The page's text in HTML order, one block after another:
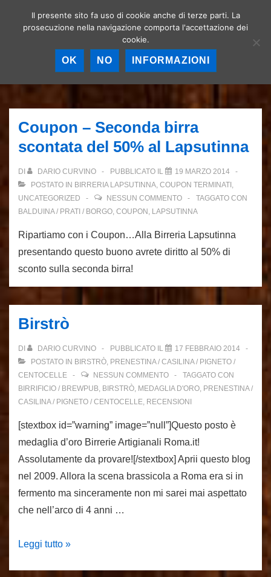
Birrerie artigianali a
Roma – La birra
artigianale nella
principale
Coupon – Seconda birra
scontata del 50% al Lapsutinna
DI DARIO CURVINO PUBBLICATO IL
19 MARZO 2014
POSTATO IN BIRRERIA LAPSUTINNA, COUPON TERMINATI ,
UNCATEGORIZED
NESSUN COMMENTO
TAGGATO CON
BALDUINA / PRATI / BORGO, COUPON , LAPSUTINNA
Ripartiamo con i Coupon…Alla Birreria Lapsutinna
presentando questo buono avrete diritto al 50% di
sconto sulla seconda birra!
Birstrò
DI DARIO CURVINO PUBBLICATO IL
17 FEBBRAIO 2014
POSTATO IN BIRSTRÒ, PRENESTINA / CASILINA / PIGNETO /
CENTOCELLE
NESSUN COMMENTO
TAGGATO CON
BIRRIFICIO / BREWPUB, BIRSTRÒ, MEDAGLIA D'ORO, PRENESTINA /
CASILINA / PIGNETO / CENTOCELLE, RECENSIONI
[stextbox id=”warning” image=”null”]Questo posto è
medaglia d’oro Birrerie Artigianali Roma.it!
Assolutamente da provare![/stextbox] Aprii questo blog
nel 2009. Allora la scena brassicola a Roma era si in
fermento ma sinceramente non mi sarei mai aspettato
che nell’arco di 4 anni …
Birstrò
Leggi tutto »
Il presente sito fa uso di cookie anche di terze parti. La
prosecuzione nella navigazione comporta l'accettazione dei
cookie.
OK NO INFORMAZIONI